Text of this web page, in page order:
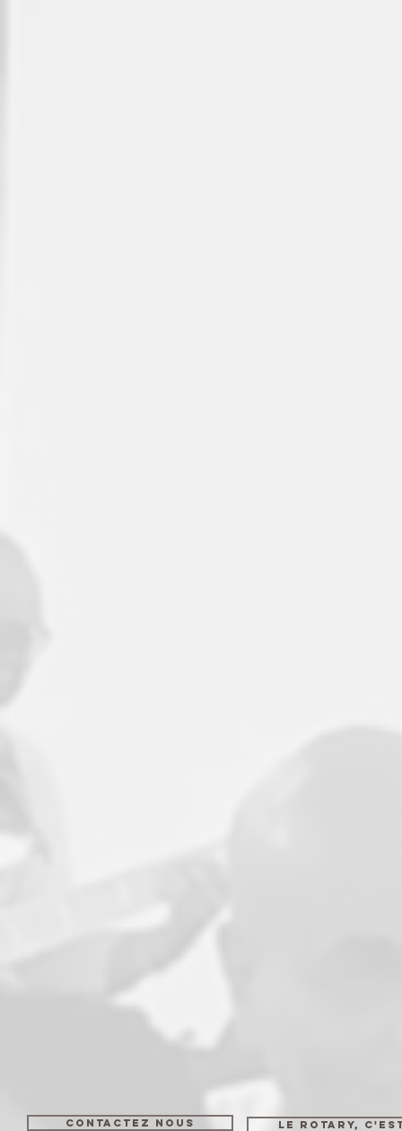
CONTACTEZ NOUS LE ROTARY,